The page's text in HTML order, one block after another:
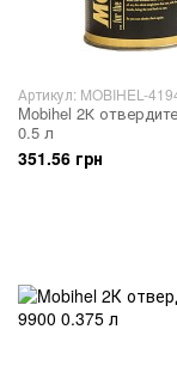
Артикул: MOBIHEL-
Mobihel 2К
0.5 л
351.56 грн